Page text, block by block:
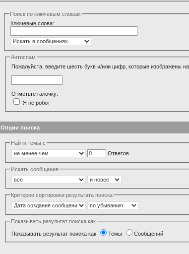
Поиск по ключевым словам
Ключевые слова:
Антиспам
Пожалуйста, введите шесть букв и/или цифр, которые изображены на
Отметьте галочку:
Я не робот
Опции поиска
Найти темы с
Ответов
Искать сообщения
Критерии сортировки результата поиска
Показывать результат поиска как
Показывать результат поиска как Темы Сообщений